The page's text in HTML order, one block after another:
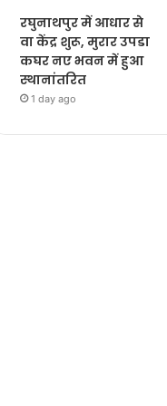
रघुनाथपुर में आधार से
वा केंद्र शुरू, मुरार उपडा
कघर नए भवन में हुआ
स्थानांतरित
1 day ago